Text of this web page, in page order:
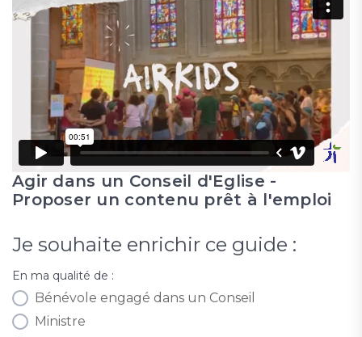
Agir dans un Conseil d'Eglise -
Proposer un contenu prêt à l'emploi
Je souhaite enrichir ce guide :
En ma qualité de :
Bénévole engagé dans un Conseil
Ministre